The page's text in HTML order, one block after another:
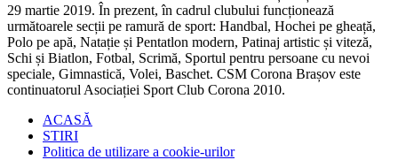
29 martie 2019. În prezent, în cadrul clubului funcționează
următoarele secții pe ramură de sport: Handbal, Hochei pe gheață,
Polo pe apă, Natație și Pentatlon modern, Patinaj artistic și viteză,
Schi și Biatlon, Fotbal, Scrimă, Sportul pentru persoane cu nevoi
speciale, Gimnastică, Volei, Baschet. CSM Corona Brașov este
continuatorul Asociației Sport Club Corona 2010.
ACASĂ
STIRI
Politica de utilizare a cookie-urilor